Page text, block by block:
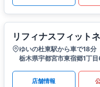
リフィナスフィット
ゆいの杜東駅から車で18分
栃木県宇都宮市東宿郷1丁
店舗情報